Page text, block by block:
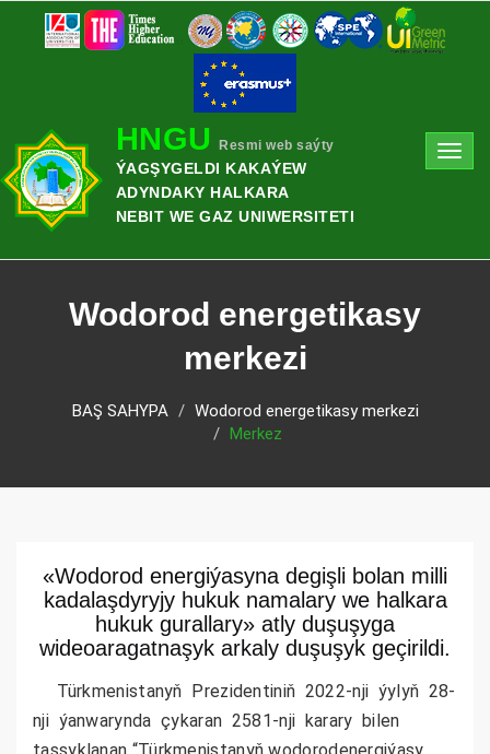
HNGU Resmi web saýty
ÝAGŞYGELDI KAKAÝEW
ADYNDAKY HALKARA
NEBIT WE GAZ UNIWERSITETI
Wodorod energetikasy
merkezi
BAŞ SAHYPA
Wodorod energetikasy merkezi
Merkez
«Wodorod energiýasyna degişli bolan milli
kadalaşdyryjy hukuk namalary we halkara
hukuk gurallary» atly duşuşyga
wideoaragatnaşyk arkaly duşuşyk geçirildi.
Türkmenistanyň Prezidentiniň 2022-nji ýylyň 28-
nji ýanwarynda çykaran 2581-nji karary bilen